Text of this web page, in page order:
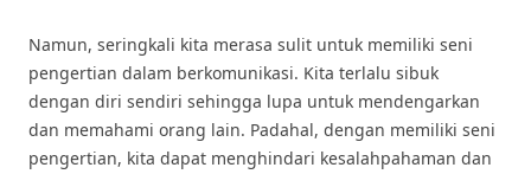
Namun, seringkali kita merasa sulit untuk memiliki seni
pengertian dalam berkomunikasi. Kita terlalu sibuk
dengan diri sendiri sehingga lupa untuk mendengarkan
dan memahami orang lain. Padahal, dengan memiliki seni
pengertian, kita dapat menghindari kesalahpahaman dan